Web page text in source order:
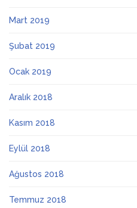
Mart 2019
Şubat 2019
Ocak 2019
Aralık 2018
Kasım 2018
Eylül 2018
Ağustos 2018
Temmuz 2018